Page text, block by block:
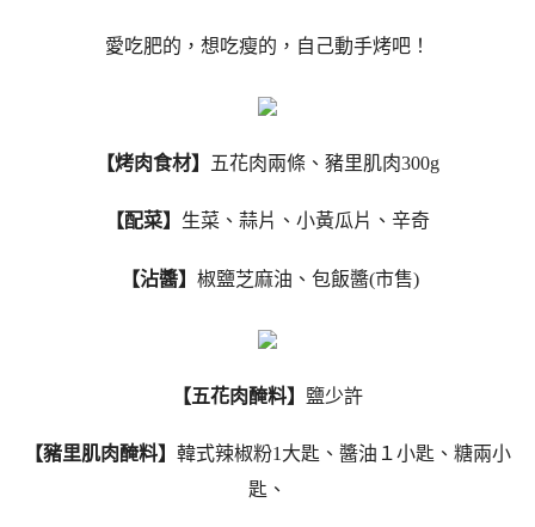
愛吃肥的，想吃瘦的，自己動手烤吧！
【烤肉食材】 五花肉兩條、豬里肌肉300g
【配菜】 生菜、蒜片、小黃瓜片、辛奇
【沾醬】 椒鹽芝麻油、包飯醬(市售)
【五花肉醃料】 鹽少許
【豬里肌肉醃料】 韓式辣椒粉1大匙、醬油１小匙、糖兩小
匙、